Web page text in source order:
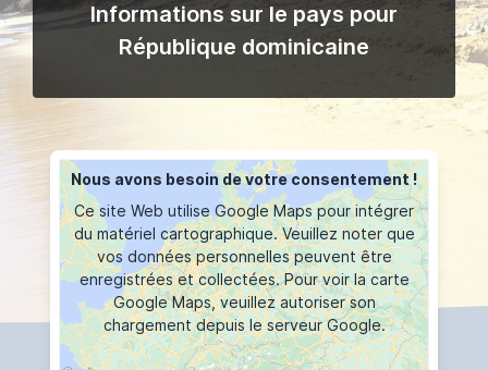
Informations sur le pays pour
République dominicaine
Nous avons besoin de votre consentement !
Ce site Web utilise Google Maps pour intégrer
du matériel cartographique. Veuillez noter que
vos données personnelles peuvent être
enregistrées et collectées. Pour voir la carte
Google Maps, veuillez autoriser son
chargement depuis le serveur Google.